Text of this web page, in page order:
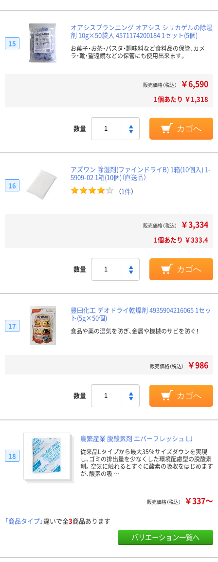
オアシスプランニング オアシス シリカゲルの除湿
剤 10g×50袋入 4571174200184 1セット(5個)
お菓子・お茶・パスタ・調味料など食料品の保管、カメ
ラ・靴・望遠鏡などの保管にも使用出来ます。
15
販売価格（税込） ￥6,590
1個あたり ￥1,318
数量 カゴへ
アズワン 除湿剤(ファインドライB) 1箱(10個入) 1-
5909-02 1箱(10個)（直送品）
（1件）
16
販売価格（税込） ￥3,334
1個あたり ￥333.4
数量 カゴへ
豊田化工 デオドライ乾燥剤 4935904216065 1セッ
ト(5g×50個)
食品や薬の湿気を防ぎ、金属や機械のサビを防ぐ！
17
販売価格（税込） ￥986
数量 カゴへ
鳥繁産業 脱酸素剤 エバーフレッシュ LJ
従来品Lタイプから最大35％サイズダウンを実現
し、ゴミの排出量を少なくした環境配慮型の脱酸素
剤。空気に触れるとすぐに酸素の吸収をはじめます
が、酸素の吸 …
18
販売価格（税込） ￥337～
「商品タイプ」違いで全3商品あります
バリエーション一覧へ